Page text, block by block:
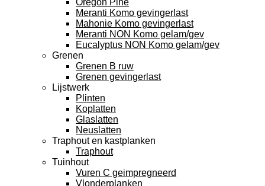
Oregon Pine
Meranti Komo gevingerlast
Mahonie Komo gevingerlast
Meranti NON Komo gelam/gev
Eucalyptus NON Komo gelam/gev
Grenen
Grenen B ruw
Grenen gevingerlast
Lijstwerk
Plinten
Koplatten
Glaslatten
Neuslatten
Traphout en kastplanken
Traphout
Tuinhout
Vuren C geimpregneerd
Vlonderplanken